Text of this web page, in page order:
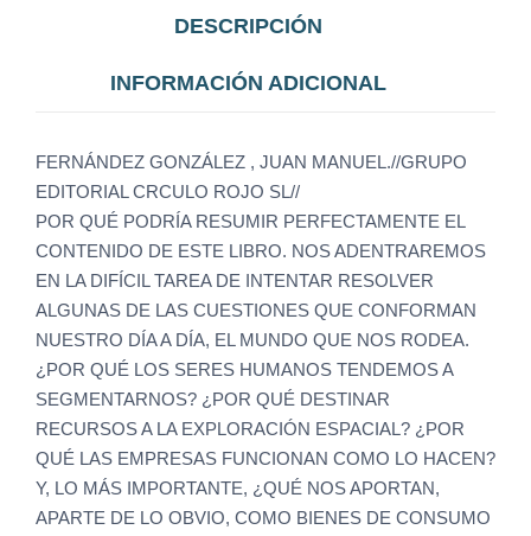
DESCRIPCIÓN
INFORMACIÓN ADICIONAL
FERNÁNDEZ GONZÁLEZ , JUAN MANUEL.//GRUPO
EDITORIAL CRCULO ROJO SL//
POR QUÉ PODRÍA RESUMIR PERFECTAMENTE EL
CONTENIDO DE ESTE LIBRO. NOS ADENTRAREMOS
EN LA DIFÍCIL TAREA DE INTENTAR RESOLVER
ALGUNAS DE LAS CUESTIONES QUE CONFORMAN
NUESTRO DÍA A DÍA, EL MUNDO QUE NOS RODEA.
¿POR QUÉ LOS SERES HUMANOS TENDEMOS A
SEGMENTARNOS? ¿POR QUÉ DESTINAR
RECURSOS A LA EXPLORACIÓN ESPACIAL? ¿POR
QUÉ LAS EMPRESAS FUNCIONAN COMO LO HACEN?
Y, LO MÁS IMPORTANTE, ¿QUÉ NOS APORTAN,
APARTE DE LO OBVIO, COMO BIENES DE CONSUMO